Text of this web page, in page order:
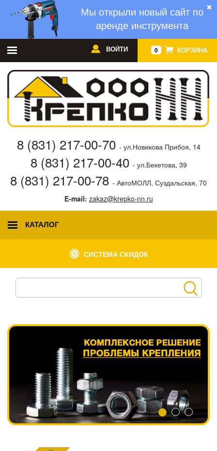
✖
Мы открыли новый сайт по
аренде инструмента
0 КОРЗИНА
ВОЙТИ
8 (831) 217-00-70 - ул.Новикова Прибоя, 14
8 (831) 217-00-40 - ул.Бекетова, 39
8 (831) 217-00-78 - АвтоМОЛЛ, Суздальская, 70
E-mail: zakaz@krepko-nn.ru
КАТАЛОГ
СИСТЕМА СКИДОК